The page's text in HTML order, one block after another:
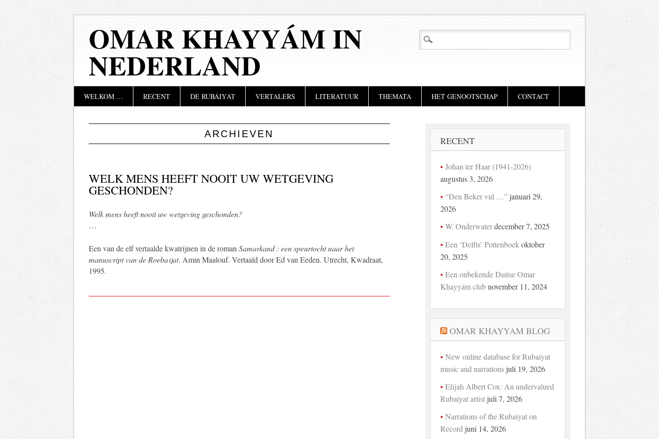
OMAR KHAYYÁM IN
NEDERLAND
Hoofdmenu
springen
WELKOM … RECENT DE RUBÁIYÁT VERTALERS LITERATUUR THEMATA HET GENOOTSCHAP CONTACT
ARCHIEVEN
WELK MENS HEEFT NOOIT UW WETGEVING
GESCHONDEN?
Welk mens heeft nooit uw wetgeving geschonden?
…
Een van de elf vertaalde kwatrijnen in de roman Samarkand : een speurtocht naar het
manuscript van de Roebaijat. Amin Maalouf. Vertaald door Ed van Eeden. Utrecht, Kwadraat,
1995.
RECENT
Johan ter Haar (1941-2026)
augustus 3, 2026
“Den Beker vul …” januari 29,
2026
W. Onderwater december 7, 2025
Een ‘Delfts’ Pottenboek oktober
20, 2025
Een onbekende Duitse Omar
Khayyám club november 11, 2024
OMAR KHAYYAM BLOG
New online database for Rubaiyat
music and narrations juli 19, 2026
Elijah Albert Cox: An undervalued
Rubaiyat artist juli 7, 2026
Narrations of the Rubaiyat on
Record juni 14, 2026